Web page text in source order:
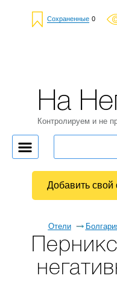
Сохраненные 0
Отели
На
Контролируем и не
Добавить свой